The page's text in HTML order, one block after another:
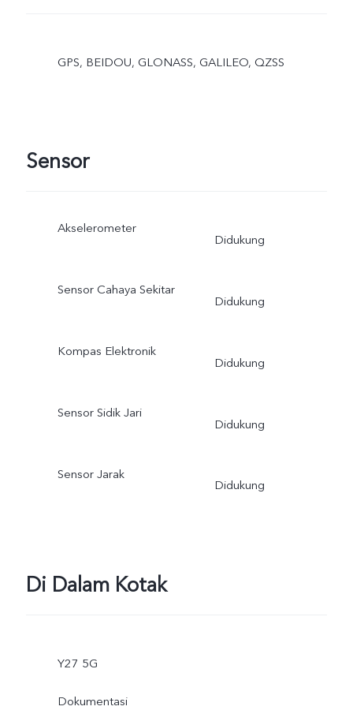
GPS, BEIDOU, GLONASS, GALILEO, QZSS
Sensor
Akselerometer
Didukung
Sensor Cahaya Sekitar
Didukung
Kompas Elektronik
Didukung
Sensor Sidik Jari
Didukung
Sensor Jarak
Didukung
Di Dalam Kotak
Y27 5G
Dokumentasi